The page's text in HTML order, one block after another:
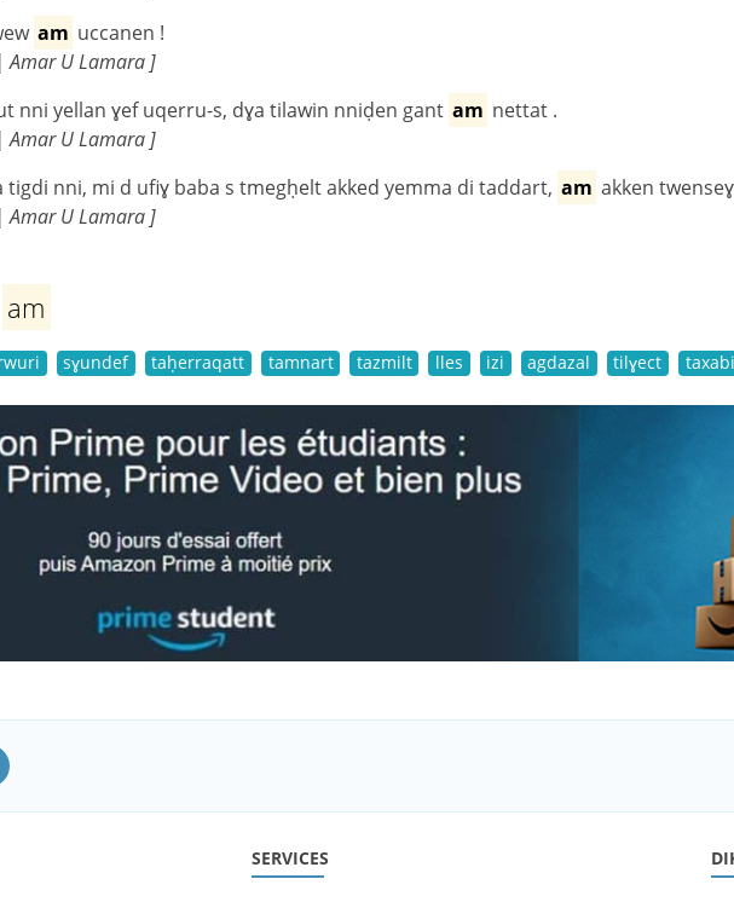
am uccanen !
U Lamara ]
nni yellan ɣef uqerru-s, dɣa tilawin nniḍen gant am nettat .
U Lamara ]
tigdi nni, mi d ufiɣ baba s tmegḥelt akked yemma di taddart, am akken
U Lamara ]
am
sɣundef taḥerraqatt tamnart tazmilt lles izi agdazal tilɣect
SERVICES